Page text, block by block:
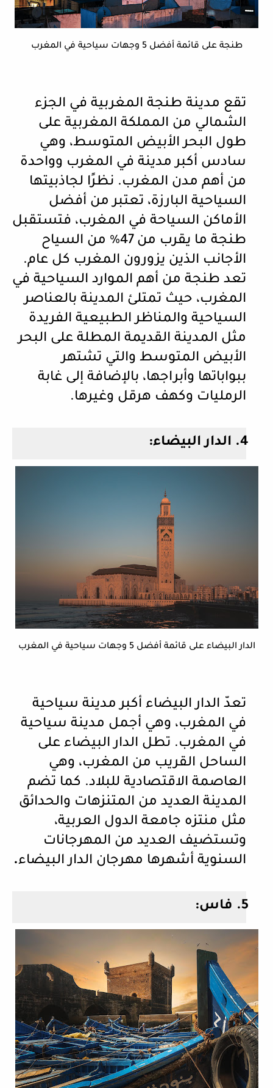
طنجة على قائمة أفضل 5 وجهات سياحية في المغرب
تقع مدينة طنجة المغربية في الجزء
الشمالي من المملكة المغربية على
طول البحر الأبيض المتوسط، وهي
سادس أكبر مدينة في المغرب وواحدة
من أهم مدن المغرب. نظرًا لجاذبيتها
السياحية البارزة، تعتبر من أفضل
الأماكن السياحة في المغرب، فتستقبل
طنجة ما يقرب من 47٪ من السياح
الأجانب الذين يزورون المغرب كل عام.
تعد طنجة من أهم الموارد السياحية في
المغرب، حيث تمتلئ المدينة بالعناصر
السياحية والمناظر الطبيعية الفريدة
مثل المدينة القديمة المطلة على البحر
الأبيض المتوسط ​​والتي تشتهر
ببواباتها وأبراجها، بالإضافة إلى غابة
الرمليات وكهف هرقل وغيرها.
4. الدار البيضاء:
الدار البيضاء على قائمة أفضل 5 وجهات سياحية في المغرب
تعدّ الدار البيضاء أكبر مدينة سياحية
في المغرب، وهي أجمل مدينة سياحية
في المغرب. تطل الدار البيضاء على
الساحل القريب من المغرب، وهي
العاصمة الاقتصادية للبلاد. كما تضم ​​
المدينة العديد من المتنزهات والحدائق
مثل منتزه جامعة الدول العربية،
وتستضيف العديد من المهرجانات
السنوية أشهرها مهرجان الدار البيضاء.
5. فاس: